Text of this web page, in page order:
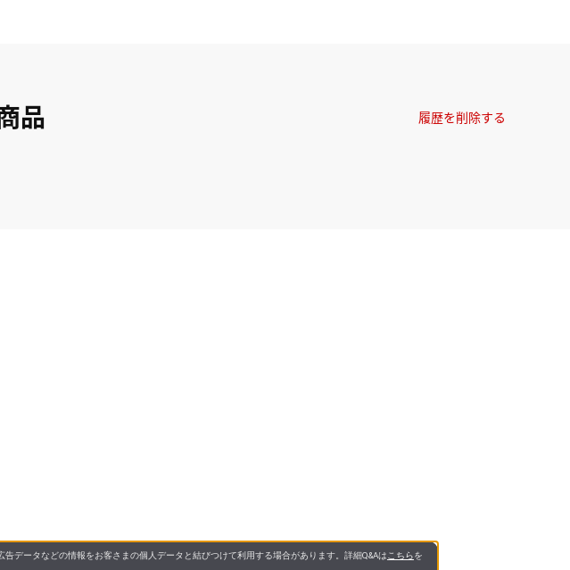
品 履歴を削除する
データなどの情報をお客さまの個人データと結びつけて利用する場合があります。詳細Q&Aは こちらを